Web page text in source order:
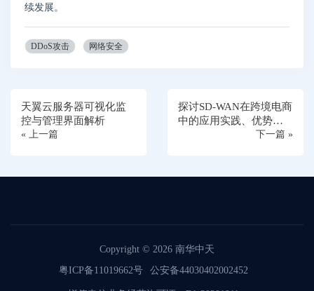
续发展。
DDoS攻击 网络安全
天翼云服务器可视化监
控与管理界面解析
« 上一篇
探讨SD-WAN在跨境电商
中的应用实践、优势、
实施步骤以及案例分析
下一篇 »
Copyright © 2026 南华中天
粤ICP备11019662号
公安备44030402002452